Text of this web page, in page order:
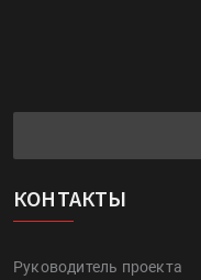
КОНТАКТЫ
Руководитель проекта